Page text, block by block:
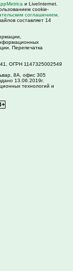
и LiveInternet.
cookie-
соглашением
составляет 14
Перепечатка
ОГРН 1147325002549
8А, офис 305
13.06.2019г.
технологий и